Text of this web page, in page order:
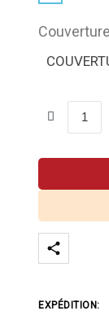
Couverture
EXPÉDITION: